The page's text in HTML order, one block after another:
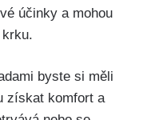
účinky ‍a mohou‍
⁤byste si ​měli
získat komfort a